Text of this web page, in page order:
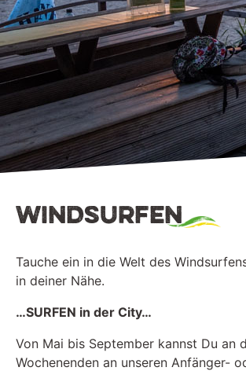
Windsurfen
Tauche ein in die Welt des
in deiner Nähe.
…SURFEN in der City…
Von Mai bis September kannst Du an
Wochenenden an unseren Anfänger-